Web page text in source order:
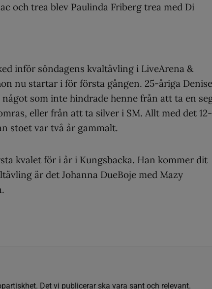
och trea blev Paulinda Friberg trea med Di
inför söndagens kvaltävling i LiveArena &
nu startar i för första gången. 25-åriga
som inte hindrade henne från att ta en
eller från att ta silver i SM. Allt med det 12-
stoet var två år gammalt.
kvalet för i år i Kungsbacka. Han kommer dit
är det Johanna DueBoje med Mazy
Det vi publicerar ska vara sant och relevant.